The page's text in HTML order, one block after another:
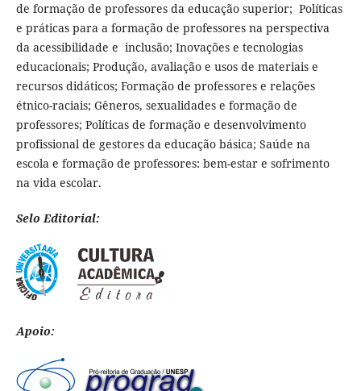
de formação de professores da educação superior; Políticas
e práticas para a formação de professores na perspectiva
da acessibilidade e inclusão; Inovações e tecnologias
educacionais; Produção, avaliação e usos de materiais e
recursos didáticos; Formação de professores e relações
étnico-raciais; Gêneros, sexualidades e formação de
professores; Políticas de formação e desenvolvimento
profissional de gestores da educação básica; Saúde na
escola e formação de professores: bem-estar e sofrimento
na vida escolar.
Selo Editorial:
Apoio: